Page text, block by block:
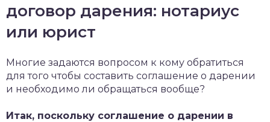
договор дарения: нотариус
или юрист
Многие задаются вопросом к кому обратиться
для того чтобы составить соглашение о дарении
и необходимо ли обращаться вообще?
Итак, поскольку соглашение о дарении в